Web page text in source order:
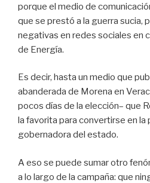
porque el medio de
que se prestó a la guerra sucia,
negativas en redes sociales en
de Energía.
Es decir, hasta un medio que
abanderada de Morena en
pocos días de la elección– que
la favorita para convertirse en la
gobernadora del estado.
A eso se puede sumar otro
a lo largo de la campaña: que